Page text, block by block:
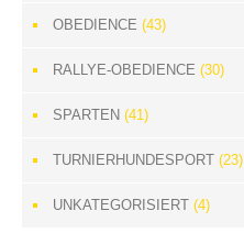
OBEDIENCE (43)
RALLYE-OBEDIENCE (30)
SPARTEN (41)
TURNIERHUNDESPORT (23)
UNKATEGORISIERT (4)